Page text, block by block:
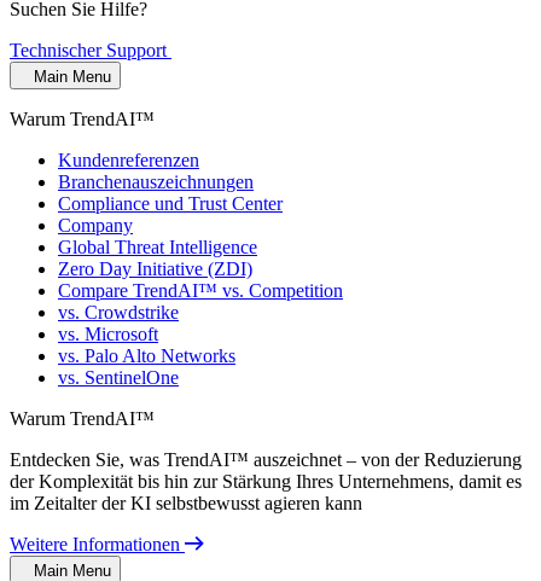
Suchen Sie Hilfe?
Technischer Support
Main Menu
Warum TrendAI™
Kundenreferenzen
Branchenauszeichnungen
Compliance und Trust Center
Company
Global Threat Intelligence
Zero Day Initiative (ZDI)
Compare TrendAI™ vs. Competition
vs. Crowdstrike
vs. Microsoft
vs. Palo Alto Networks
vs. SentinelOne
Warum TrendAI™
Entdecken Sie, was TrendAI™ auszeichnet – von der Reduzierung
der Komplexität bis hin zur Stärkung Ihres Unternehmens, damit es
im Zeitalter der KI selbstbewusst agieren kann
Weitere Informationen
Main Menu